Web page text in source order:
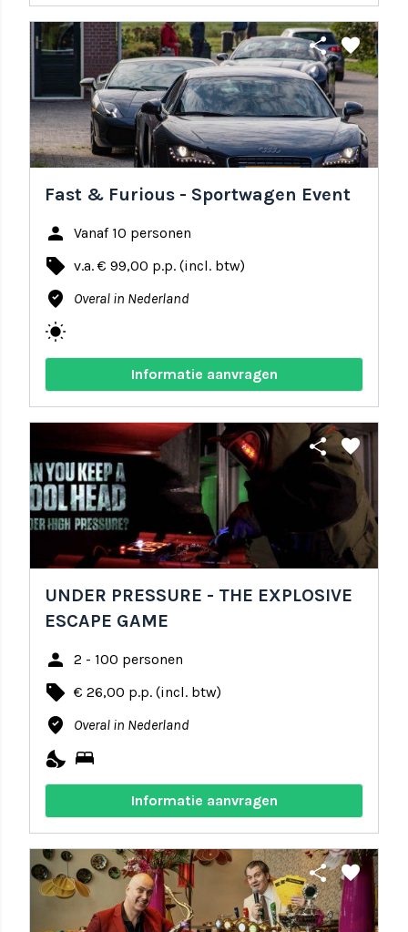
share favorite
Fast & Furious - Sportwagen Event
person Vanaf 10 personen
local_offer v.a. € 99,00 p.p. (incl. btw)
where_to_vote Overal in Nederland
wb_sunny
Informatie aanvragen
share favorite
UNDER PRESSURE - THE EXPLOSIVE
ESCAPE GAME
person 2 - 100 personen
local_offer € 26,00 p.p. (incl. btw)
where_to_vote Overal in Nederland
nights_stay bed
Informatie aanvragen
share favorite